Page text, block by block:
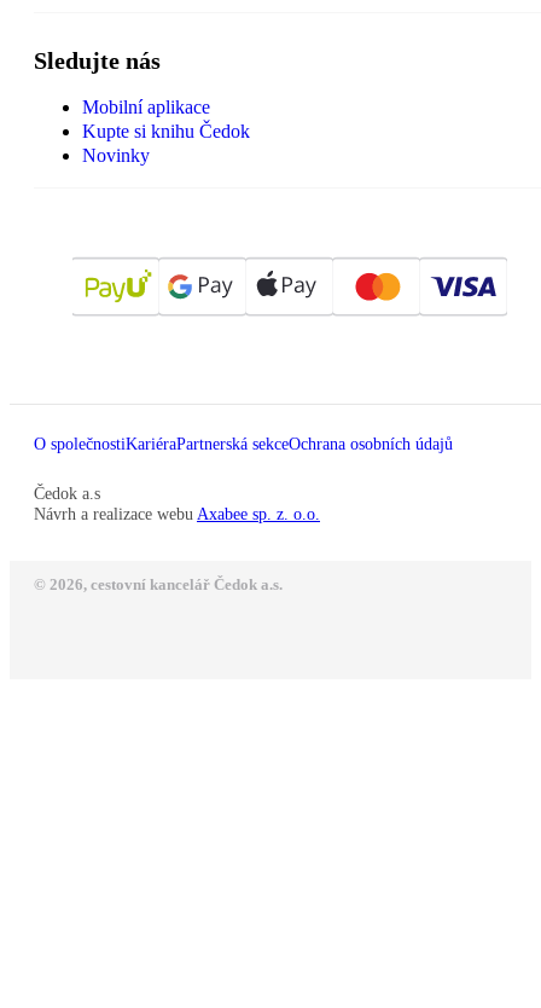
Sledujte nás
Mobilní aplikace
Kupte si knihu Čedok
Novinky
O společnostiKariéraPartnerská sekceOchrana osobních údajů
Čedok a.s
Návrh a realizace webu Axabee sp. z. o.o.
© 2026, cestovní kancelář Čedok a.s.